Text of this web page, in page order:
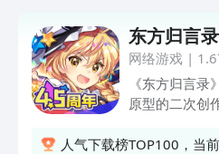
东方归言录
网络游戏|
《东方归言录
原型的二次创
Company（良
人气下载榜TOP100，当